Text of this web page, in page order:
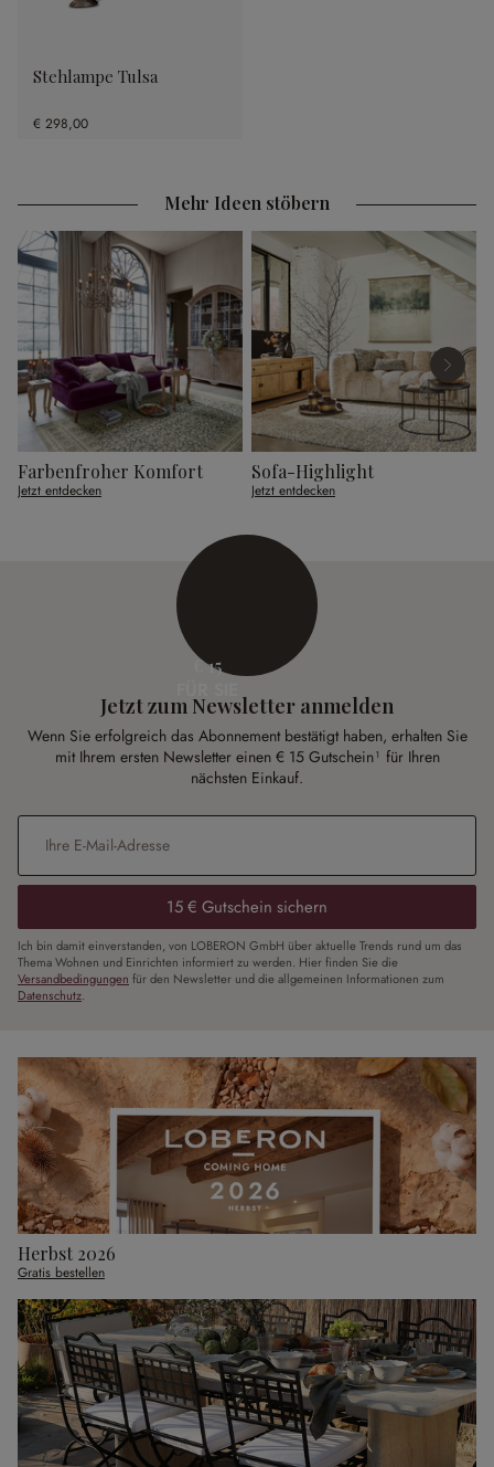
Stehlampe Tulsa
€ 298,00
Mehr Ideen stöbern
Farbenfroher Komfort
Jetzt entdecken
Sofa-Highlight
Jetzt entdecken
€ 15
Jetzt zum Newsletter anmelden
Wenn Sie erfolgreich das Abonnement bestätigt haben, erhalten Sie
mit Ihrem ersten Newsletter einen € 15 Gutschein¹ für Ihren
nächsten Einkauf.
E-Mail-Adresse*
15 € Gutschein sichern
Ich bin damit einverstanden, von LOBERON GmbH über aktuelle Trends rund um das
Thema Wohnen und Einrichten informiert zu werden. Hier finden Sie die
Versandbedingungen für den Newsletter und die allgemeinen Informationen zum
Datenschutz.
Herbst 2026
Gratis bestellen